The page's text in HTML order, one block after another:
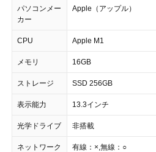
パソコンメー
カー
Apple（アップル）
CPU Apple M1
メモリ 16GB
ストレージ SSD 256GB
表示能力 13.3インチ
光学ドライブ 非搭載
ネットワーク 有線：×,無線：○